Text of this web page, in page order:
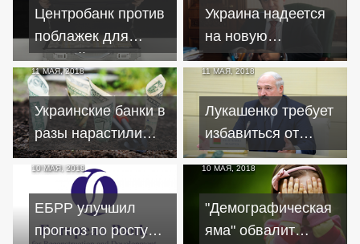
поддержки
аграриев
Центробанк против
поблажек для
"российских
офшоров"
Украина надеется
на новую
программу
сотрудничества с
МВФ
11 МАЯ, 2018
Украинские банки в
разы нарастили
прибыль
11 МАЯ, 2018
Лукашенко требует
избавиться от
убыточных и
дотационных
проектов
10 МАЯ, 2018
ЕБРР улучшил
прогноз по росту
10 МАЯ, 2018
"Демографическая
яма" обвалит